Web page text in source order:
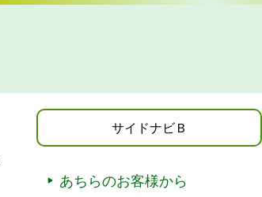
サイドナビＢ
あちらのお客様から